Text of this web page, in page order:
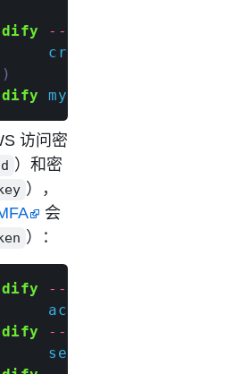
--local
credentialpath
myremote profile
访问密
）和密
），
会
）：
--local
access_key_id
--local
secret_access_key